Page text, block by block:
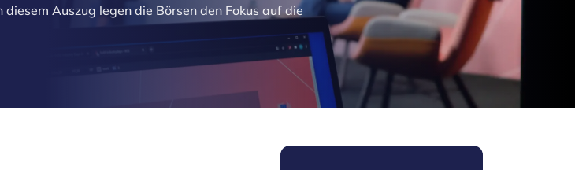
Auszug legen die Börsen den Fokus auf die